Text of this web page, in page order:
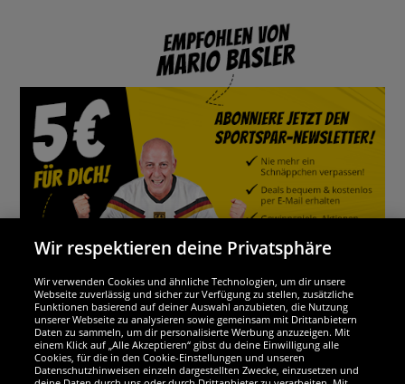
Wir sind ausgezeichnet
Wir respektieren deine Privatsphäre
Wir verwenden Cookies und ähnliche Technologien, um dir unsere
Webseite zuverlässig und sicher zur Verfügung zu stellen, zusätzliche
Funktionen basierend auf deiner Auswahl anzubieten, die Nutzung
unserer Webseite zu analysieren sowie gemeinsam mit Drittanbietern
Daten zu sammeln, um dir personalisierte Werbung anzuzeigen. Mit
einem Klick auf „Alle Akzeptieren“ gibst du deine Einwilligung alle
Cookies, für die in den Cookie-Einstellungen und unseren
Datenschutzhinweisen einzeln dargestellten Zwecke, einzusetzen und